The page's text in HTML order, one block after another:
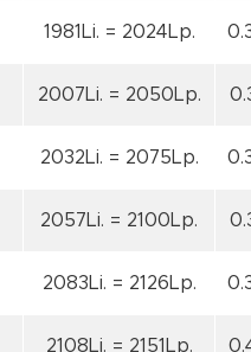
1981Li. = 2024Lp.
2007Li. = 2050Lp.
2032Li. = 2075Lp.
2057Li. = 2100Lp.
2083Li. = 2126Lp.
2108Li. = 2151Lp.